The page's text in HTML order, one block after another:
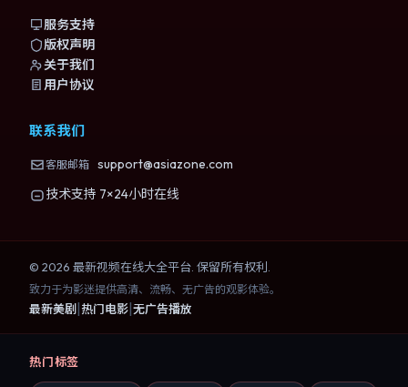
服务支持
版权声明
关于我们
用户协议
联系我们
客服邮箱 support@asiazone.com
技术支持 7×24小时在线
© 2026 最新视频在线大全平台. 保留所有权利.
致力于为影迷提供高清、流畅、无广告的观影体验。
最新美剧 |热门电影|无广告播放
热门标签